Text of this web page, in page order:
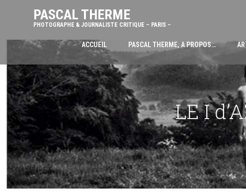
PASCAL THERME
PHOTOGRAPHE & JOURNALISTE CRITIQUE – PARIS –
ACCUEIL PASCAL THERME, A PROPOS…
LE I